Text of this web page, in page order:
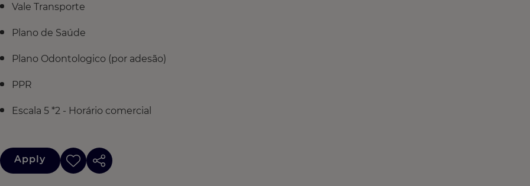
Vale Transporte
Plano de Saúde
Plano Odontologico (por adesão)
PPR
Escala 5 *2 - Horário comercial
Apply